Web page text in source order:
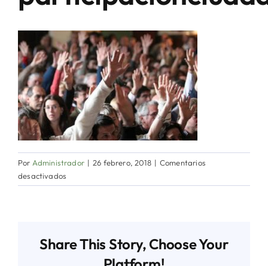
Directorio de Autoridades
Biblioteca
Últimas Noticias
Aplicaciones
Por Administrador | 26 febrero, 2018 | Comentarios
desactivados
participacionciudadana2
Share This Story, Choose Your